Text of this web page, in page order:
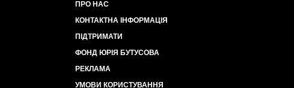
ПРО НАС
КОНТАКТНА ІНФОРМАЦІЯ
ПІДТРИМАТИ
ФОНД ЮРІЯ БУТУСОВА
РЕКЛАМА
УМОВИ КОРИСТУВАННЯ